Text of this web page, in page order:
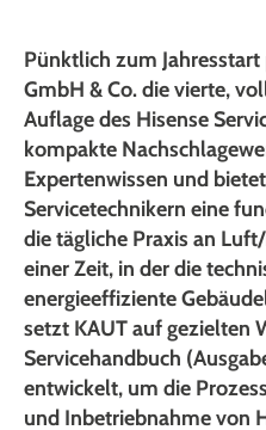
Pünktlich zum
GmbH & Co. die vierte,
Auflage des Hisense
kompakte
Expertenwissen und
Servicetechnikern eine
die tägliche Praxis an
einer Zeit, in der die
energieeffiziente
setzt KAUT auf gezielten
Servicehandbuch
entwickelt, um die
und Inbetriebnahme von